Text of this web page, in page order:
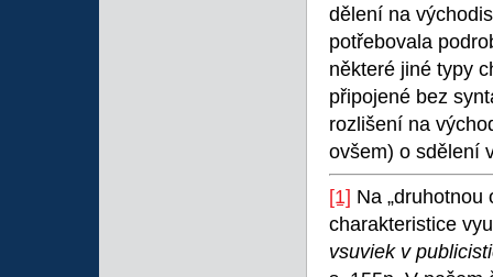
dělení na
potřebovala
některé jiné typy
připojené bez
rozlišení na
ovšem) o sdělení
[1] Na
charakteristice
vsuviek v